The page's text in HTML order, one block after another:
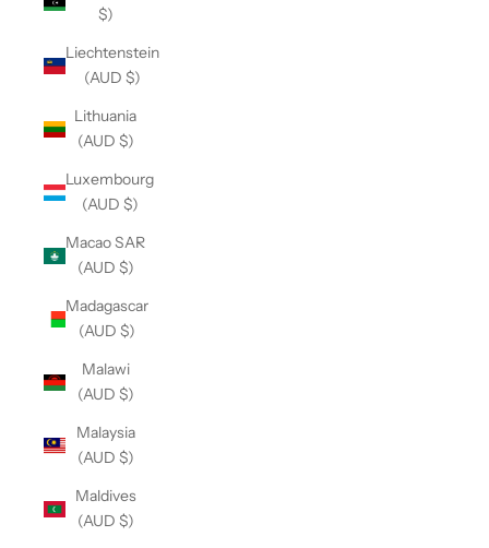
$)
Liechtenstein
(AUD $)
Lithuania
(AUD $)
Luxembourg
(AUD $)
Macao SAR
(AUD $)
Madagascar
(AUD $)
Malawi
(AUD $)
Malaysia
(AUD $)
Maldives
(AUD $)